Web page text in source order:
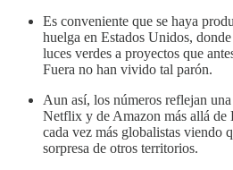
Es conveniente que se haya
huelga en Estados Unidos,
luces verdes a proyectos que
Fuera no han vivido tal parón.
Aun así, los números reflejan
Netflix y de Amazon más allá de
cada vez más globalistas viendo
sorpresa de otros territorios.